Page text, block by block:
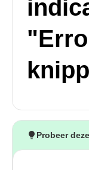
Probeer